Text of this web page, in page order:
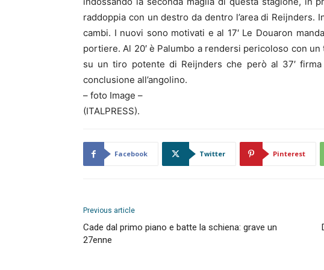
raddoppia con un destro da dentro l’area di Reijnders.
cambi. I nuovi sono motivati e al 17′ Le Douaron
portiere. Al 20′ è Palumbo a rendersi pericoloso con
su un tiro potente di Reijnders che però al 37′
conclusione all’angolino.
– foto Image –
(ITALPRESS).
Facebook Twitter Pinterest
Previous article
Cade dal primo piano e batte la schiena: grave un
27enne